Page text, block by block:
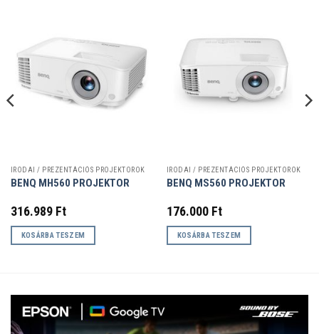
IRODAI / PREZENTÁCIÓS PROJEKTOROK
BENQ MH560 PROJEKTOR
316.989 Ft
KOSÁRBA TESZEM
IRODAI / PREZENTÁCIÓS PROJEKTOROK
BENQ MS560 PROJEKTOR
176.000 Ft
KOSÁRBA TESZEM